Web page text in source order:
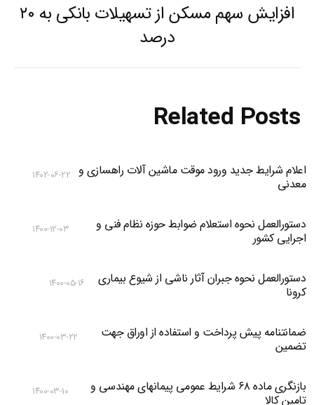
Previous
post:
افزایش سهم مسکن از تسهیلات بانکی به ۲۰
درصد
Related Posts
اعلام شرایط جدید ورود موقت ماشین آلات راهسازی و
معدنی
۱۴۰۲-۰۶-۲۲
دستورالعمل نحوه استعلام ضوابط حوزه نظام فنی و
اجرایی کشور
۱۴۰۰-۱۲-۰۳
دستورالعمل نحوه جبران آثار ناشی از شیوع بیماری
کرونا
۱۴۰۰-۰۵-۱۶
ضمانتنامه پیش پرداخت و استفاده از اوراق جهت
تضمین
۱۴۰۰-۰۳-۲۲
بازنگری ماده ۶۸ شرایط عمومی پیمانهای مهندسی و
تامین کالا
۱۴۰۰-۰۳-۱۰